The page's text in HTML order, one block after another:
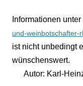
Informationen
und-weinbotschafter-
ist nicht unbedingt
wünschenswert.
Autor: Karl-